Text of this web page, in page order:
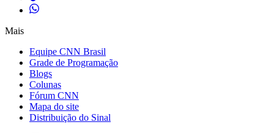
Mais
Equipe CNN Brasil
Grade de Programação
Blogs
Colunas
Fórum CNN
Mapa do site
Distribuição do Sinal